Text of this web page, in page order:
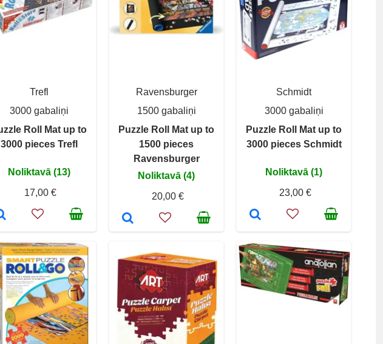
Trefl
3000 gabaliņi
Roll Mat up to
3000 pieces Trefl
Noliktavā (13)
17,00 €
Ravensburger
1500 gabaliņi
Puzzle Roll Mat up to
1500 pieces
Ravensburger
Noliktavā (4)
20,00 €
Schmidt
3000 gabaliņi
Puzzle Roll Mat up to
3000 pieces Schmidt
Noliktavā (1)
23,00 €